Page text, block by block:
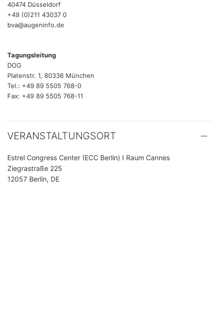
40474 Düsseldorf
+49 (0)211 43037 0
bva@augeninfo.de
Tagungsleitung
DOG
Platenstr. 1, 80336 München
Tel.: +49 89 5505 768-0
Fax: +49 89 5505 768-11
VERANSTALTUNGSORT
Estrel Congress Center (ECC Berlin) I Raum Cannes
Ziegrastraße 225
12057 Berlin, DE